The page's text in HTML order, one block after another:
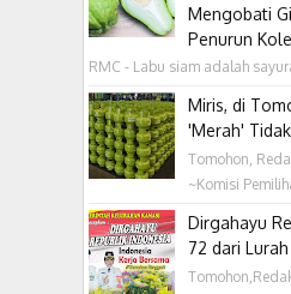
Mengobati
Penurun
RMC - Labu siam adalah
Miris, di
'Merah'
Tomohon,
~Komisi
Dirgahayu
72 dari